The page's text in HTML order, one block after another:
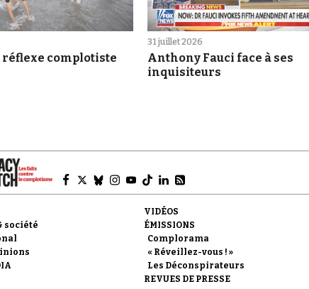
réflexe complotiste
31 juillet 2026
Anthony Fauci face à ses
inquisiteurs
société
VIDÉOS
ÉMISSIONS
Complorama
« Réveillez-vous ! »
Les Déconspirateurs
REVUES DE PRESSE